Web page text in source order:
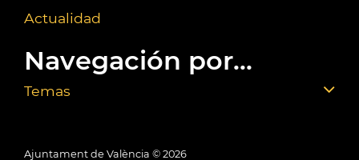
Actualidad
Navegación por...
Temas
Ajuntament de València © 2026